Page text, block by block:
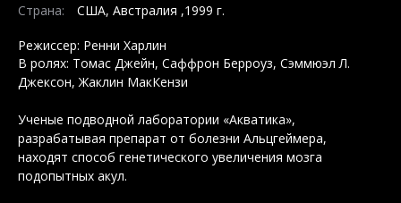
Страна: США, Австралия ,1999 г.
Режиссер: Ренни Харлин
В ролях: Томас Джейн, Саффрон Берроуз, Сэммюэл Л.
Джексон, Жаклин МакКензи
Ученые подводной лаборатории «Акватика»,
разрабатывая препарат от болезни Альцгеймера,
находят способ генетического увеличения мозга
подопытных акул.